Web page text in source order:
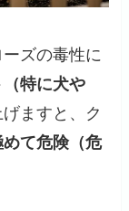
ズの毒性に
特に犬や
ますと、ク
めて危険（危